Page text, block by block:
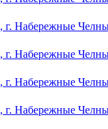
г. Набережные
г. Набережные
г. Набережные
г. Набережные